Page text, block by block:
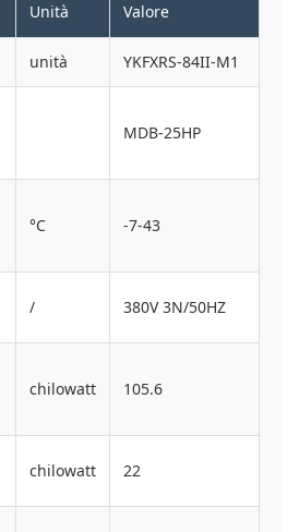
Unità Valore
unità YKFXRS-84II-M1
MDB-25HP
°C -7-43
/ 380V 3N/50HZ
chilowatt 105.6
chilowatt 22